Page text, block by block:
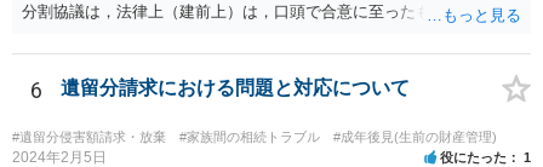
分割協議は，法律上（建前上）は，口頭で合意に至ったものであって
ん。 また，不動産の名義を移転するためには，遺産分割協議書への署
名捺印を得る必要があります。 したがって，残念ながら，「ＡＢＣ間
の遺産分割協議が有効に成立している」という前提に基づく主張は困
難と思われます。 「ＡＢＣ間の遺産分割協議は未了のまま，ＡとＢが
死亡し，二次相続が発生した」という前提に基づいて協議を進める必
6 遺留分請求における問題と対応について
#遺留分侵害額請求・放棄 #家族間の相続トラブル #成年後見(生前の財産管理)
2024年2月5日 役にたった 1